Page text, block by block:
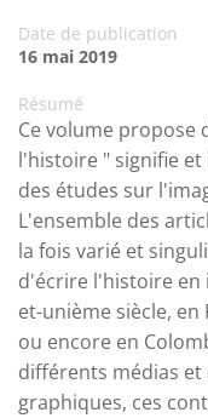
Date de publication
16 mai 2019
Résumé
Ce volume propose
l'histoire " signifie
des études sur
L'ensemble des
la fois varié et
d'écrire l'histoire en
et-unième siècle, en
ou encore en
différents médias
graphiques, ces